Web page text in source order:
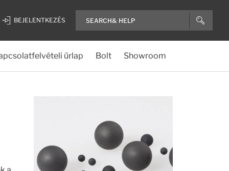
BEJELENTKEZÉS
űrlap Bolt Showroom